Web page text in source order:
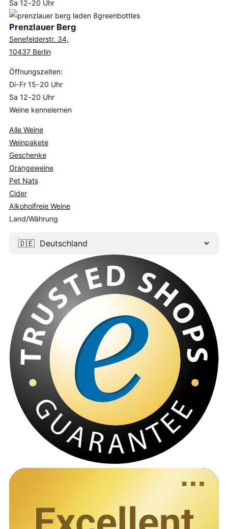
Sa 12-20 Uhr
Prenzlauer Berg
Senefelderstr. 34,
10437 Berlin
Öffnungszeiten:
Di-Fr 15-20 Uhr
Sa 12-20 Uhr
Weine kennelernen
Alle Weine
Weinpakete
Geschenke
Orangeweine
Pet Nats
Cider
Alkoholfreie Weine
Land/Währung